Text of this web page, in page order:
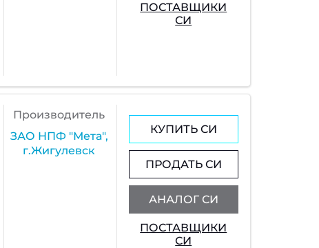
ПОСТАВЩИКИ
СИ
Производитель
ЗАО НПФ "Мета",
г.Жигулевск
КУПИТЬ СИ
ПРОДАТЬ СИ
АНАЛОГ СИ
ПОСТАВЩИКИ
СИ